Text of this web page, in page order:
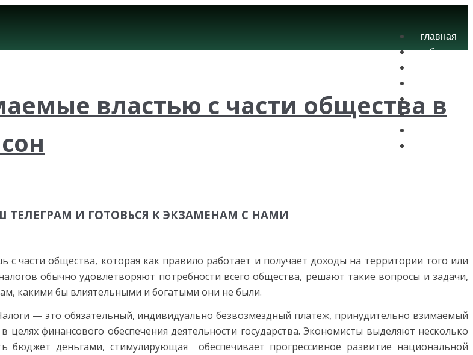
главная
блог
практика
контакты
властью с части общества в
И ГОТОВЬСЯ К ЭКЗАМЕНАМ С НАМИ
части общества, которая как правило работает и получает доходы на территории того или
обычно удовлетворяют потребности всего общества, решают такие вопросы и задачи,
какими бы влиятельными и богатыми они не были.
— это обязательный, индивидуально безвозмездный платёж, принудительно взимаемый
финансового обеспечения деятельности государства. Экономисты выделяют несколько
деньгами, стимулирующая обеспечивает прогрессивное развитие национальной